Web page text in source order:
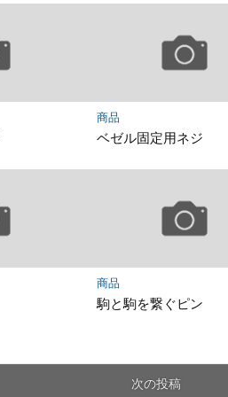
商品
ベゼル固定用ネジ
商品
駒と駒を繋ぐピン
次の投稿